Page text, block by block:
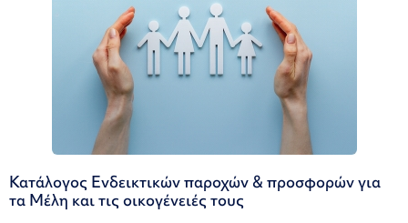
Κατάλογος Ενδεικτικών παροχών & προσφορών για
τα Μέλη και τις οικογένειές τους